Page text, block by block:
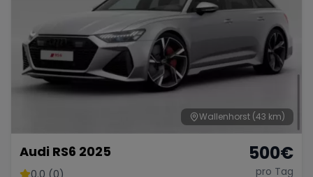
Wallenhorst (43 km)
Audi RS6 2025
0.0 (0)
500€
pro Tag